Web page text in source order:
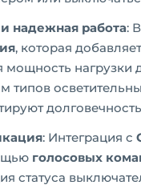
надежная работа:
, которая
нагрузки
типов
: Интеграция с
голосовых
статуса